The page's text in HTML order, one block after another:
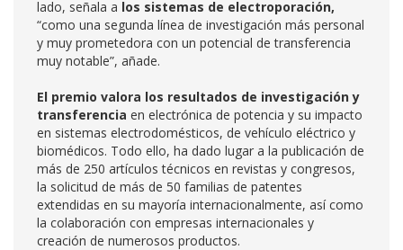
lado, señala a los sistemas de electroporación,
“como una segunda línea de investigación más personal
y muy prometedora con un potencial de transferencia
muy notable”, añade.
El premio valora los resultados de investigación y
transferencia en electrónica de potencia y su impacto
en sistemas electrodomésticos, de vehículo eléctrico y
biomédicos. Todo ello, ha dado lugar a la publicación de
más de 250 artículos técnicos en revistas y congresos,
la solicitud de más de 50 familias de patentes
extendidas en su mayoría internacionalmente, así como
la colaboración con empresas internacionales y
creación de numerosos productos.